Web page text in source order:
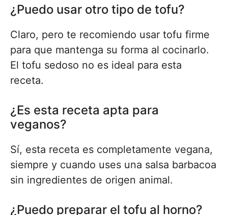
¿Puedo usar otro tipo de tofu?
Claro, pero te recomiendo usar tofu firme
para que mantenga su forma al cocinarlo.
El tofu sedoso no es ideal para esta
receta.
¿Es esta receta apta para
veganos?
Sí, esta receta es completamente vegana,
siempre y cuando uses una salsa barbacoa
sin ingredientes de origen animal.
¿Puedo preparar el tofu al horno?